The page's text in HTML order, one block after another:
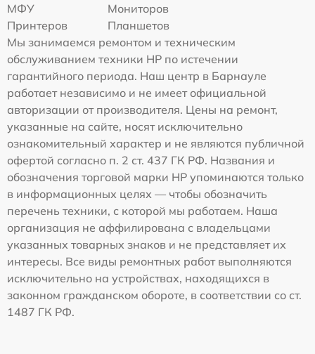
МФУ
Мониторов
Принтеров
Планшетов
Мы занимаемся ремонтом и техническим
обслуживанием техники HP по истечении
гарантийного периода. Наш центр в Барнауле
работает независимо и не имеет официальной
авторизации от производителя. Цены на ремонт,
указанные на сайте, носят исключительно
ознакомительный характер и не являются публичной
офертой согласно п. 2 ст. 437 ГК РФ. Названия и
обозначения торговой марки HP упоминаются только
в информационных целях — чтобы обозначить
перечень техники, с которой мы работаем. Наша
организация не аффилирована с владельцами
указанных товарных знаков и не представляет их
интересы. Все виды ремонтных работ выполняются
исключительно на устройствах, находящихся в
законном гражданском обороте, в соответствии со ст.
1487 ГК РФ.